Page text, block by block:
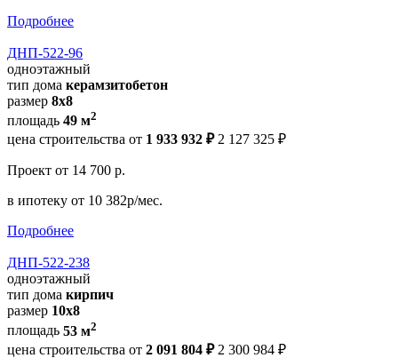
Подробнее
ДНП-522-96
одноэтажный
тип дома керамзитобетон
размер 8х8
площадь 49 м2
цена строительства от 1 933 932 ₽ 2 127 325 ₽
Проект от 14 700 р.
в ипотеку от 10 382р/мес.
Подробнее
ДНП-522-238
одноэтажный
тип дома кирпич
размер 10x8
площадь 53 м2
цена строительства от 2 091 804 ₽ 2 300 984 ₽